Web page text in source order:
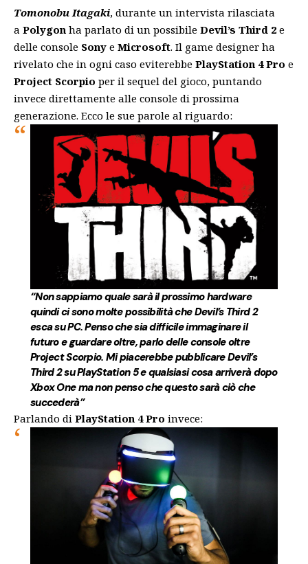
Tomonobu Itagaki, durante un intervista rilasciata
a Polygon ha parlato di un possibile Devil’s Third 2 e
delle console Sony e Microsoft. Il game designer ha
rivelato che in ogni caso eviterebbe PlayStation 4 Pro e
Project Scorpio per il sequel del gioco, puntando
invece direttamente alle console di prossima
generazione. Ecco le sue parole al riguardo:
“Non sappiamo quale sarà il prossimo hardware
quindi ci sono molte possibilità che Devil’s Third 2
esca su PC. Penso che sia difficile immaginare il
futuro e guardare oltre, parlo delle console oltre
Project Scorpio. Mi piacerebbe pubblicare Devil’s
Third 2 su PlayStation 5 e qualsiasi cosa arriverà dopo
Xbox One ma non penso che questo sarà ciò che
succederà”
Parlando di PlayStation 4 Pro invece: